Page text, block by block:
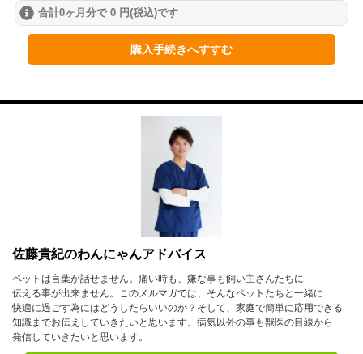
佐藤貴紀のわんにゃんアドバイス
ペットは言葉が話せません。痛い時も、嫌な事も飼い主さんたちに
伝える事が出来ません。このメルマガでは、そんなペットたちと一緒に
快適に過ごす為にはどうしたらいいのか？そして、家庭で簡単に応用できる
知識までお伝えしていきたいと思います。病気以外の事も獣医の目線から
発信していきたいと思います。
2021年
2月
7月 8月 9月
11月
2月
5月
10月 11月 12月
2019年
合計0ヶ月分で 0 円(税込)です
購入手続きへすすむ